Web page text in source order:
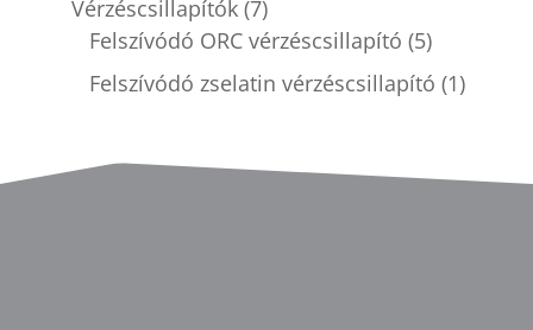
Vérzéscsillapítók (7)
Felszívódó ORC vérzéscsillapító (5)
Felszívódó zselatin vérzéscsillapító (1)